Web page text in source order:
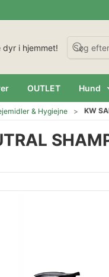
dyr i hjemmet!
OUTLET Hund
& Hygiejne KW